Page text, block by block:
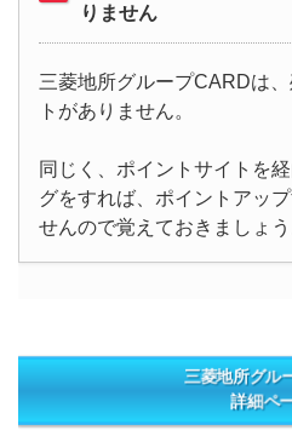
りません
三菱地所グループCARDは
トがありません。
同じく、ポイントサイトを
グをすれば、ポイントアッ
せんので覚えておきましょう
三菱地所グル
詳細ペ